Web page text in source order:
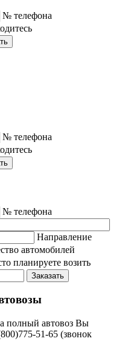
№ телефона
№ телефона
№ телефона
Направление
автомобилей
планируете возить
Заказать
полный автовоз Вы
51-65 (звонок